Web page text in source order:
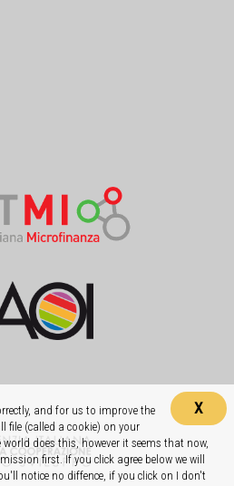
X
and for us to improve the
file (called a cookie) on your
does this, however it seems that now,
first. If you click agree below we will
notice no diffence, if you click on I don't